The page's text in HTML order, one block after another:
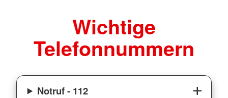
Wichtige
Telefonnummern
Notruf - 112